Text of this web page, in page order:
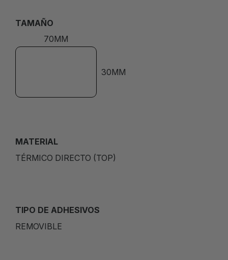
TAMAÑO
70MM
30MM
MATERIAL
TÉRMICO DIRECTO (TOP)
TIPO DE ADHESIVOS
REMOVIBLE